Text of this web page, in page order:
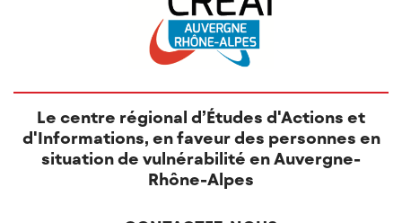
Le centre régional d’Études d'Actions et
d'Informations, en faveur des personnes en
situation de vulnérabilité en Auvergne-
Rhône-Alpes